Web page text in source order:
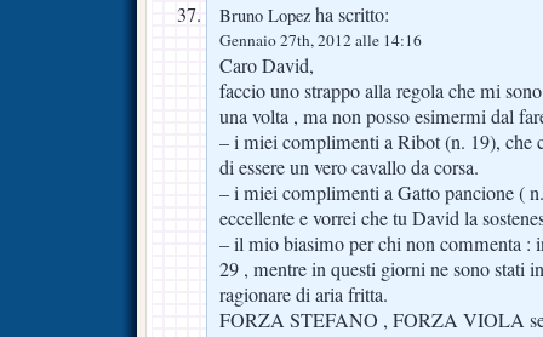
Bruno Lopez ha scritto:
Gennaio 27th, 2012 alle 14:16
Caro David,
faccio uno strappo alla regola che mi
una volta , ma non posso esimermi dal
– i miei complimenti a Ribot (n. 19), che
di essere un vero cavallo da corsa.
– i miei complimenti a Gatto pancione (
eccellente e vorrei che tu David la
– il mio biasimo per chi non commenta :
29 , mentre in questi giorni ne sono stati
ragionare di aria fritta.
FORZA STEFANO , FORZA VIOLA